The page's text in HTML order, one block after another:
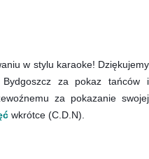
w stylu karaoke! Dziękujemy
za pokaz tańców i
za pokazanie swojej
wkrótce (C.D.N).